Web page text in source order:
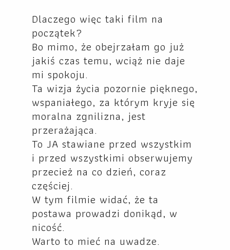
Dlaczego więc taki film na
początek?
Bo mimo, że obejrzałam go już
jakiś czas temu, wciąż nie daje
mi spokoju.
Ta wizja życia pozornie pięknego,
wspaniałego, za którym kryje się
moralna zgnilizna, jest
przerażająca.
To JA stawiane przed wszystkim
i przed wszystkimi obserwujemy
przecież na co dzień, coraz
częściej.
W tym filmie widać, że ta
postawa prowadzi donikąd, w
nicość.
Warto to mieć na uwadze.